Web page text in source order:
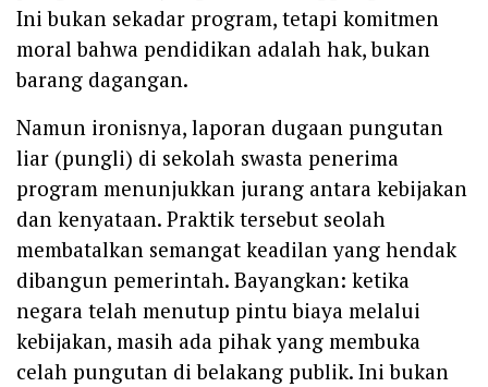
Ini bukan sekadar program, tetapi komitmen
moral bahwa pendidikan adalah hak, bukan
barang dagangan.
Namun ironisnya, laporan dugaan pungutan
liar (pungli) di sekolah swasta penerima
program menunjukkan jurang antara kebijakan
dan kenyataan. Praktik tersebut seolah
membatalkan semangat keadilan yang hendak
dibangun pemerintah. Bayangkan: ketika
negara telah menutup pintu biaya melalui
kebijakan, masih ada pihak yang membuka
celah pungutan di belakang publik. Ini bukan